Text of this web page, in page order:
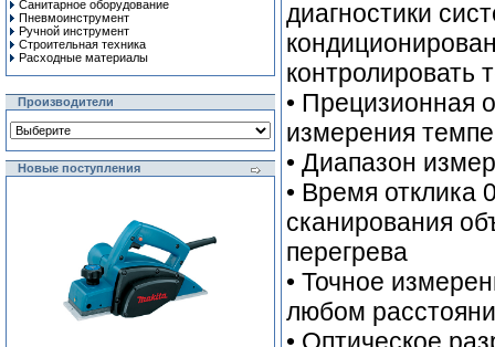
Санитарное оборудование
Пневмоинструмент
Ручной инcтрумент
Строительная техника
Расходные материалы
Производители
Новые поступления
диагностики
контролировать
• Прецизионная
измерения
• Диапазон
• Время отклика
сканирования
перегрева
• Точное
любом